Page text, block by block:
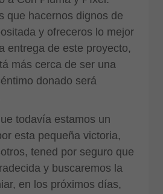
que hacernos dignos de
y ofreceros lo mejor
entrega de este proyecto,
más cerca de ser una
donado será
todavía estamos un
esta pequeña victoria,
tened por seguro que
y buscaremos la
en los próximos días,